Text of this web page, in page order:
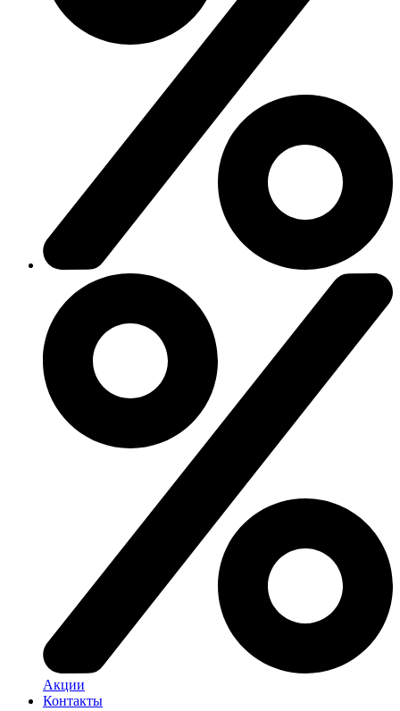
Акции
Контакты